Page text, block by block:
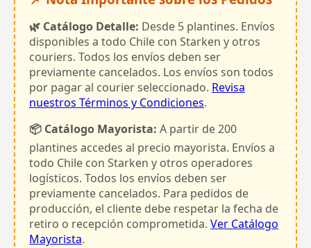
🌿 Catálogo Detalle: Desde 5 plantines. Envíos
disponibles a todo Chile con Starken y otros
couriers. Todos los envíos deben ser
previamente cancelados. Los envíos son todos
por pagar al courier seleccionado. Revisa
nuestros Términos y Condiciones.
📦 Catálogo Mayorista: A partir de 200
plantines accedes al precio mayorista. Envíos a
todo Chile con Starken y otros operadores
logísticos. Todos los envíos deben ser
previamente cancelados. Para pedidos de
producción, el cliente debe respetar la fecha de
retiro o recepción comprometida. Ver Catálogo
Mayorista.